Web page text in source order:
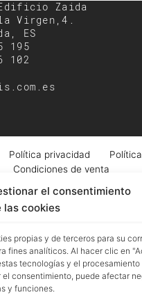
el consentimiento
las cookies
propias y de terceros para su
fines analíticos. Al hacer clic en
tecnologías y el procesamiento
el consentimiento, puede afectar
y funciones.
Zaida
Virgen,4.
ES
195
102
Política privacidad
Condiciones de venta
| B18043364 | EUID:
4250 | Tomo 518 | Folio 93